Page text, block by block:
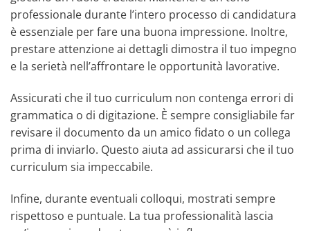
professionale durante l’intero processo di candidatura
è essenziale per fare una buona impressione. Inoltre,
prestare attenzione ai dettagli dimostra il tuo impegno
e la serietà nell’affrontare le opportunità lavorative.
Assicurati che il tuo curriculum non contenga errori di
grammatica o di digitazione. È sempre consigliabile far
revisare il documento da un amico fidato o un collega
prima di inviarlo. Questo aiuta ad assicurarsi che il tuo
curriculum sia impeccabile.
Infine, durante eventuali colloqui, mostrati sempre
rispettoso e puntuale. La tua professionalità lascia